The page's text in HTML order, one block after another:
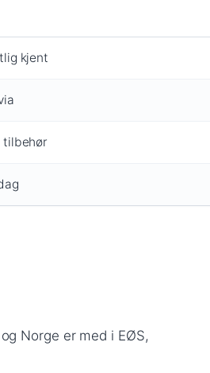
kjent
tilbehør
Norge er med i EØS,